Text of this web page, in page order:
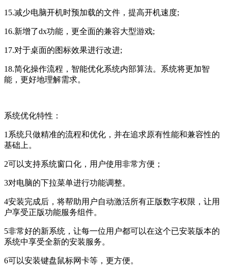
15.减少电脑开机时预加载的文件，提高开机速度;
16.新增了dx功能，更全面的兼容大型游戏;
17.对于桌面的图标效果进行改进;
18.简化操作流程，智能优化系统内部算法。系统将更加智
能，更好地理解需求。
系统优化特性：
1系统只做精准的流程和优化，并在追求原有性能和兼容性的
基础上。
2可以支持系统窗口化，用户使用非常方便；
3对电脑的下拉菜单进行功能调整。
4安装完成后，将帮助用户自动激活所有正版数字权限，让用
户享受正版功能服务组件。
5非常好的新系统，让每一位用户都可以在这个已安装版本的
系统中享受全新的安装服务。
6可以安装键盘鼠标网卡等，更方便。